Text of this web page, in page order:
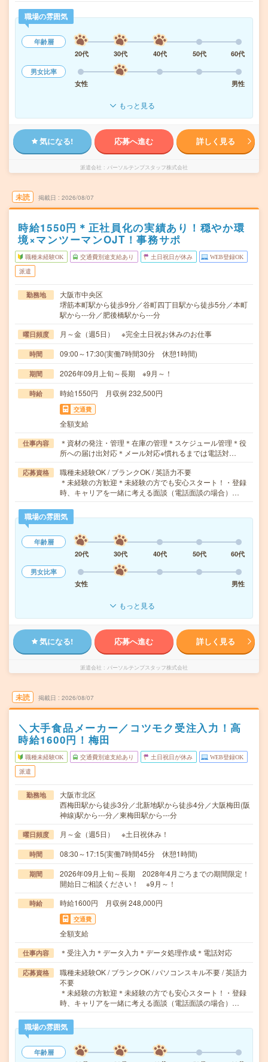
職場の雰囲気
年齢層
20代
30代 40代 50代
60代
男女比率
女性
男性
もっと見る
気になる! 応募へ進む 詳しく見る
派遣会社 パーソルテンプスタッフ株式会社
未読 掲載日 2026/08/07
時給1550円＊正社員化の実績あり！穏やか環
境×マンツーマンOJT！事務サポ
職種未経験OK 交通費別途支給あり 土日祝日が休み WEB登録OK
派遣
勤務地
大阪市中央区
堺筋本町駅から徒歩9分／谷町四丁目駅から徒歩5分／本町
駅から---分／肥後橋駅から---分
曜日頻度 月～金（週5日） ※完全土日祝お休みのお仕事
時間 09:00～17:30(実働7時間30分 休憩1時間)
期間 2026年09月上旬～長期 ※9月～！
時給 時給1550円 月収例 232,500円
交通費
全額支給
仕事内容
＊資材の発注・管理＊在庫の管理＊スケジュール管理＊役
所への届け出対応＊メール対応※慣れるまでは電話対…
応募資格
職種未経験OK / ブランクOK / 英語力不要
＊未経験の方歓迎＊未経験の方でも安心スタート！・登録
時、キャリアを一緒に考える面談（電話面談の場合）…
職場の雰囲気
年齢層
20代
30代 40代 50代
60代
男女比率
女性
男性
もっと見る
気になる! 応募へ進む 詳しく見る
派遣会社 パーソルテンプスタッフ株式会社
未読 掲載日 2026/08/07
＼大手食品メーカー／コツモク受注入力！高
時給1600円！梅田
職種未経験OK 交通費別途支給あり 土日祝日が休み WEB登録OK
派遣
勤務地
大阪市北区
西梅田駅から徒歩3分／北新地駅から徒歩4分／大阪梅田(阪
神線)駅から---分／東梅田駅から---分
曜日頻度 月～金（週5日） ※土日祝休み！
時間 08:30～17:15(実働7時間45分 休憩1時間)
期間
2026年09月上旬～長期 2028年4月ごろまでの期間限定！
開始日ご相談ください！ ※9月～！
時給 時給1600円 月収例 248,000円
交通費
全額支給
仕事内容 ＊受注入力＊データ入力＊データ処理作成＊電話対応
応募資格
職種未経験OK / ブランクOK / パソコンスキル不要 / 英語力
不要
＊未経験の方歓迎＊未経験の方でも安心スタート！・登録
時、キャリアを一緒に考える面談（電話面談の場合）…
職場の雰囲気
年齢層